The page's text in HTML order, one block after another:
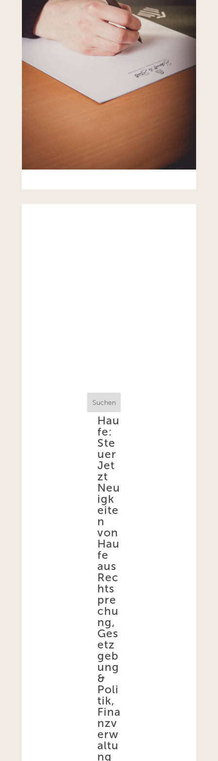
Suchen
Hau
fe:
Ste
uer
Jet
zt
Neu
igk
eite
n
von
Hau
fe
aus
Rec
hts
pre
chu
ng,
Ges
etz
geb
ung
&
Poli
tik,
Fina
nzv
erw
altu
ng